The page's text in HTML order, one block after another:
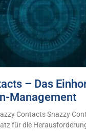
– Das
Management
Contacts Snazzy
für die